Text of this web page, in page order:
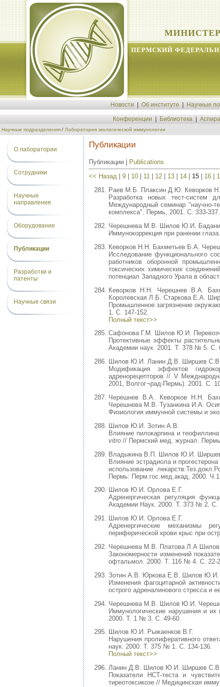
ПЕРМСКИЙ
Новости Об институте Научные
Конференции Библиотека
Научные подразделения / Лаборатория экологической иммунологии
О лаборатории
Сотрудники
Научные
направления
Оборудование
Публикации
Разработки и
патенты
Научные связи
Публикации
Публикации | Publications
<< Назад
9 10 11 12 13 14 15 16
Раев М.Б. Плаксин Д.Ю. Кеворков
Разработка новых тест-
Международный семинар "научно-
комплекса". Пермь, 2001. С. 333-337.
Черешнева М.В. Шилов Ю.И.
Иммунокоррекция при ранении
Кеворков Н.Н. Бахметьев Б.А.
Исследование функционального
работников оборонной
токсических химических
потенциал Западного Урала в
Кеворков Н.Н. Черешнев В.А.
Королевская Л.Б. Старкова Е.А.
Промышленное загрязнение
1. С. 147-152.
Полный текст>>
Сафонова Г.М. Шилов Ю.И.
Протективные эффекты
Академии наук. 2001. Т. 378 № 5. С.
Шилов Ю.И. Ланин Д.В. Ширшев
Модификация эффектов
адренорецепторов // V
2001, Волгог¬рад-Пермь). 2001. С.
Черешнев В.А. Кеворков Н.Н.
Черешнева М.В. Тузанкина И.А.
Физиология иммунной системы и
Шилов Ю.И. Зотин А.В.
Влияние пилокарпина и
vitro // Пермский мед. журнал.
Владыкина В.П. Шилов Ю.И.
Влияние эстрадиола и
использование
Пермь: Перм.гос.мед.акад, 2000.
Шилов Ю.И. Орлова Е.Г.
Адренергическая регуляция
Академии Наук. 2000. Т. 373 № 2. С.
Шилов Ю.И. Орлова Е.Г.
Адренергические механизмы
периферической крови крыс при
Черешнева М.В. Платова Л.А
Закономерности изменений
офтальмол. 2000. Т. 116 № 4. С. 22-
Зотин А.В. Юркова Е.В. Шилов Ю.И.
Изменения фагоцитарной
острого адреналинового стресса и
Черешнева М.В. Шилов Ю.И.
Иммунологические нарушения и
2000. Т. 1 № 3. С. 49-60.
Шилов Ю.И. Рыжаенков В.Г.
Нарушения пролиферативного
наук. 2000. Т. 375 № 1. С. 134-136.
Полный текст>>
Ланин Д.В. Шилов Ю.И. Ширшев
Показатели НСТ-теста и
тиреотоксикозе // Медицинская